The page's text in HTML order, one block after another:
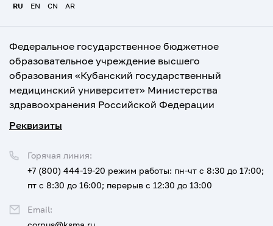
RU EN CN AR
Федеральное государственное бюджетное
образовательное учреждение высшего
образования «Кубанский государственный
медицинский университет» Министерства
здравоохранения Российской Федерации
Реквизиты
Горячая линия:
+7 (800) 444-19-20 режим работы: пн-чт с 8:30 до 17:00;
пт с 8:30 до 16:00; перерыв с 12:30 до 13:00
Email: